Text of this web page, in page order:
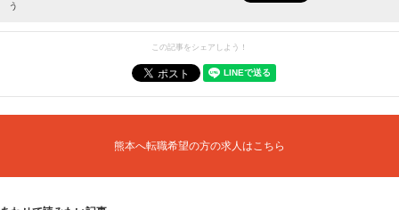
う
この記事をシェアしよう！
熊本へ転職希望の方の求人はこちら